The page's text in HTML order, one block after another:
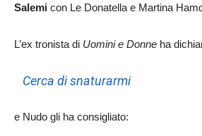
Salemi con Le Donatella e Martina
L’ex tronista di Uomini e Donne ha
Cerca di snaturarmi
e Nudo gli ha consigliato: